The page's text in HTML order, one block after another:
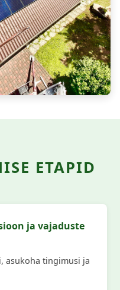
ETAPID
ja vajaduste
asukoha tingimusi ja